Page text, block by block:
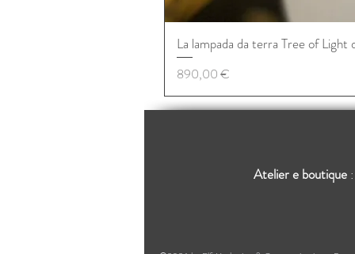
La lampada da terra Tree of Light
Prezzo
890,00 €
Atelier e boutique